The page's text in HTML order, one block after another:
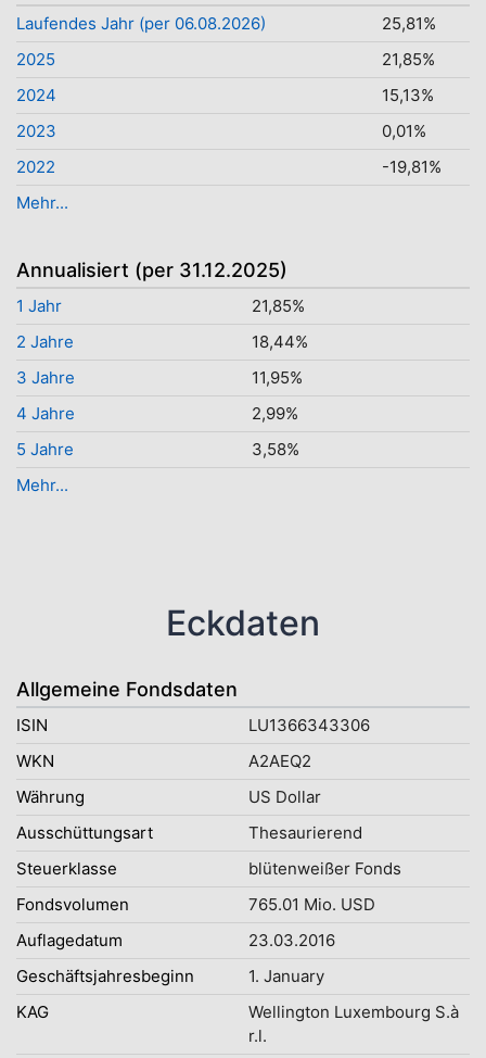
Laufendes Jahr (per 06.08.2026)
25,81%
2025
21,85%
2024
15,13%
2023
0,01%
2022
-19,81%
Mehr...
Annualisiert (per 31.12.2025)
1 Jahr
21,85%
2 Jahre
18,44%
3 Jahre
11,95%
4 Jahre
2,99%
5 Jahre
3,58%
Mehr...
Eckdaten
Allgemeine Fondsdaten
ISIN
LU1366343306
WKN
A2AEQ2
Währung
US Dollar
Ausschüttungsart
Thesaurierend
Steuerklasse
blütenweißer Fonds
Fondsvolumen
765.01 Mio. USD
Auflagedatum
23.03.2016
Geschäftsjahresbeginn
1. January
KAG
Wellington Luxembourg S.à
r.l.